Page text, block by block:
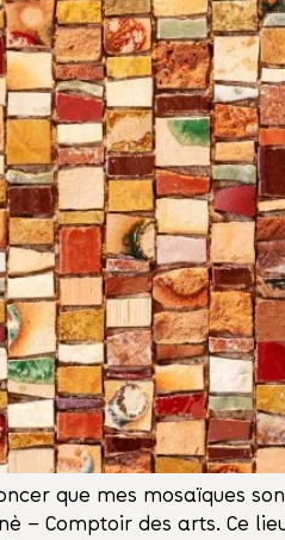
que mes mosaïques
– Comptoir des arts. Ce